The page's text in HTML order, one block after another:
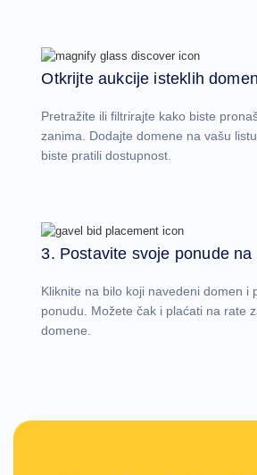
za
osnove
naziva
domena
za
investiranje
u
domene
program
Distributer
distributere
Podrška
Zahtev
Otkrijte aukcije isteklih
Pretražite ili filtrirajte kako biste
zanima. Dodajte domene na vašu
biste pratili dostupnost.
3. Postavite svoje ponude na
Kliknite na bilo koji navedeni domen i
ponudu. Možete čak i plaćati na rate
domene.